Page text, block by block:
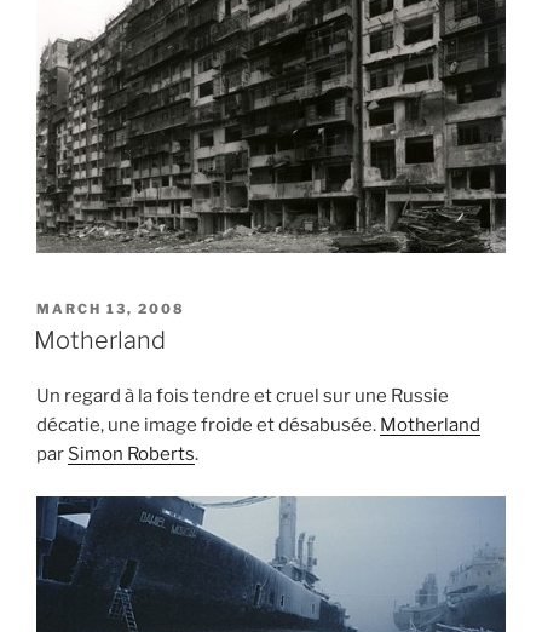
POSTED
ON
MARCH 13, 2008
Motherland
Un regard à la fois tendre et cruel sur une Russie
décatie, une image froide et désabusée. Motherland
par Simon Roberts.